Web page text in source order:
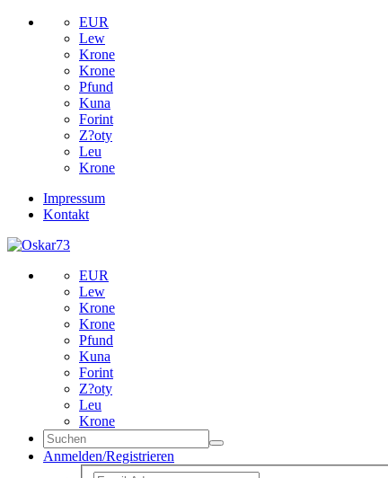
EUR
Lew
Krone
Krone
Pfund
Kuna
Forint
Z?oty
Leu
Krone
Impressum
Kontakt
EUR
Lew
Krone
Krone
Pfund
Kuna
Forint
Z?oty
Leu
Krone
Anmelden/Registrieren